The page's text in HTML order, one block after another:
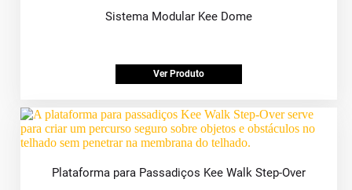
Sistema Modular Kee Dome
Ver Produto
Plataforma para Passadiços Kee Walk Step-Over